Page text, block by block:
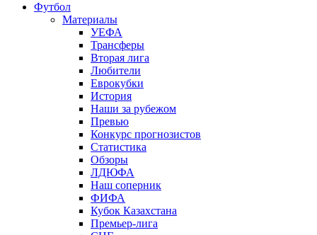
Футбол
Материалы
УЕФА
Трансферы
Вторая лига
Любители
Еврокубки
История
Наши за рубежом
Превью
Конкурс прогнозистов
Статистика
Обзоры
ЛДЮФА
Наш соперник
ФИФА
Кубок Казахстана
Премьер-лига